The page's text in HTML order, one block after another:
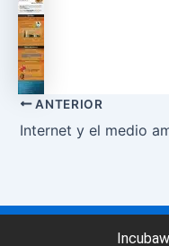
ANTERIOR
Internet y el medio